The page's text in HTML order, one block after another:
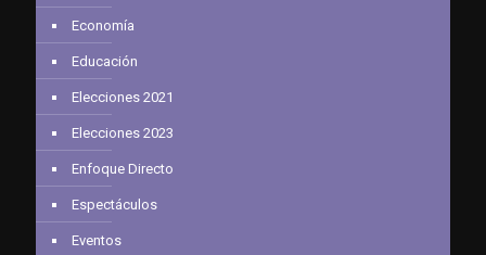
Economía
Educación
Elecciones 2021
Elecciones 2023
Enfoque Directo
Espectáculos
Eventos